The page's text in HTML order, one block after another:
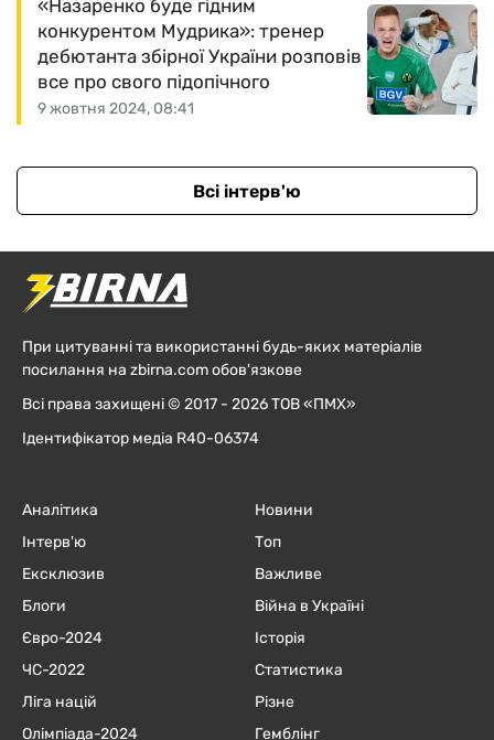
9 жовтня 2024, 08:41
«Назаренко буде гідним
конкурентом Мудрика»: тренер
дебютанта збірної України розповів
все про свого підопічного
Всі інтерв'ю
При цитуванні та використанні будь-яких матеріалів
посилання на zbirna.com обов'язкове
Всі права захищені © 2017 - 2026 ТОВ «ПМХ»
Ідентифікатор медіа R40-06374
Аналітика
Інтерв'ю
Ексклюзив
Блоги
Євро-2024
ЧC-2022
Ліга націй
Олімпіада-2024
Новини
Топ
Важливе
Війна в Україні
Історія
Статистика
Різне
Гемблінг